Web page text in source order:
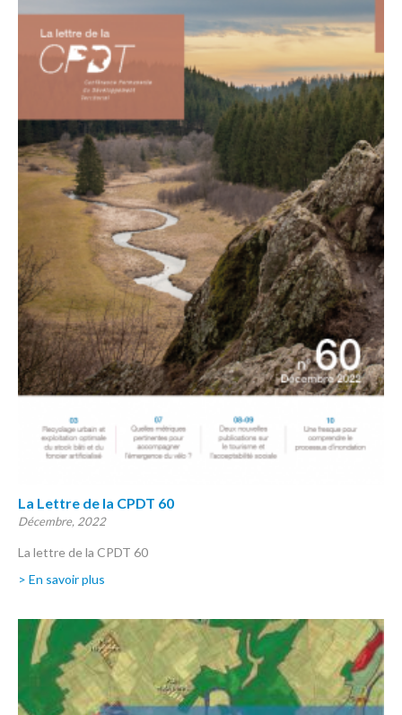
La Lettre de la CPDT 60
Décembre, 2022
La lettre de la CPDT 60
> En savoir plus